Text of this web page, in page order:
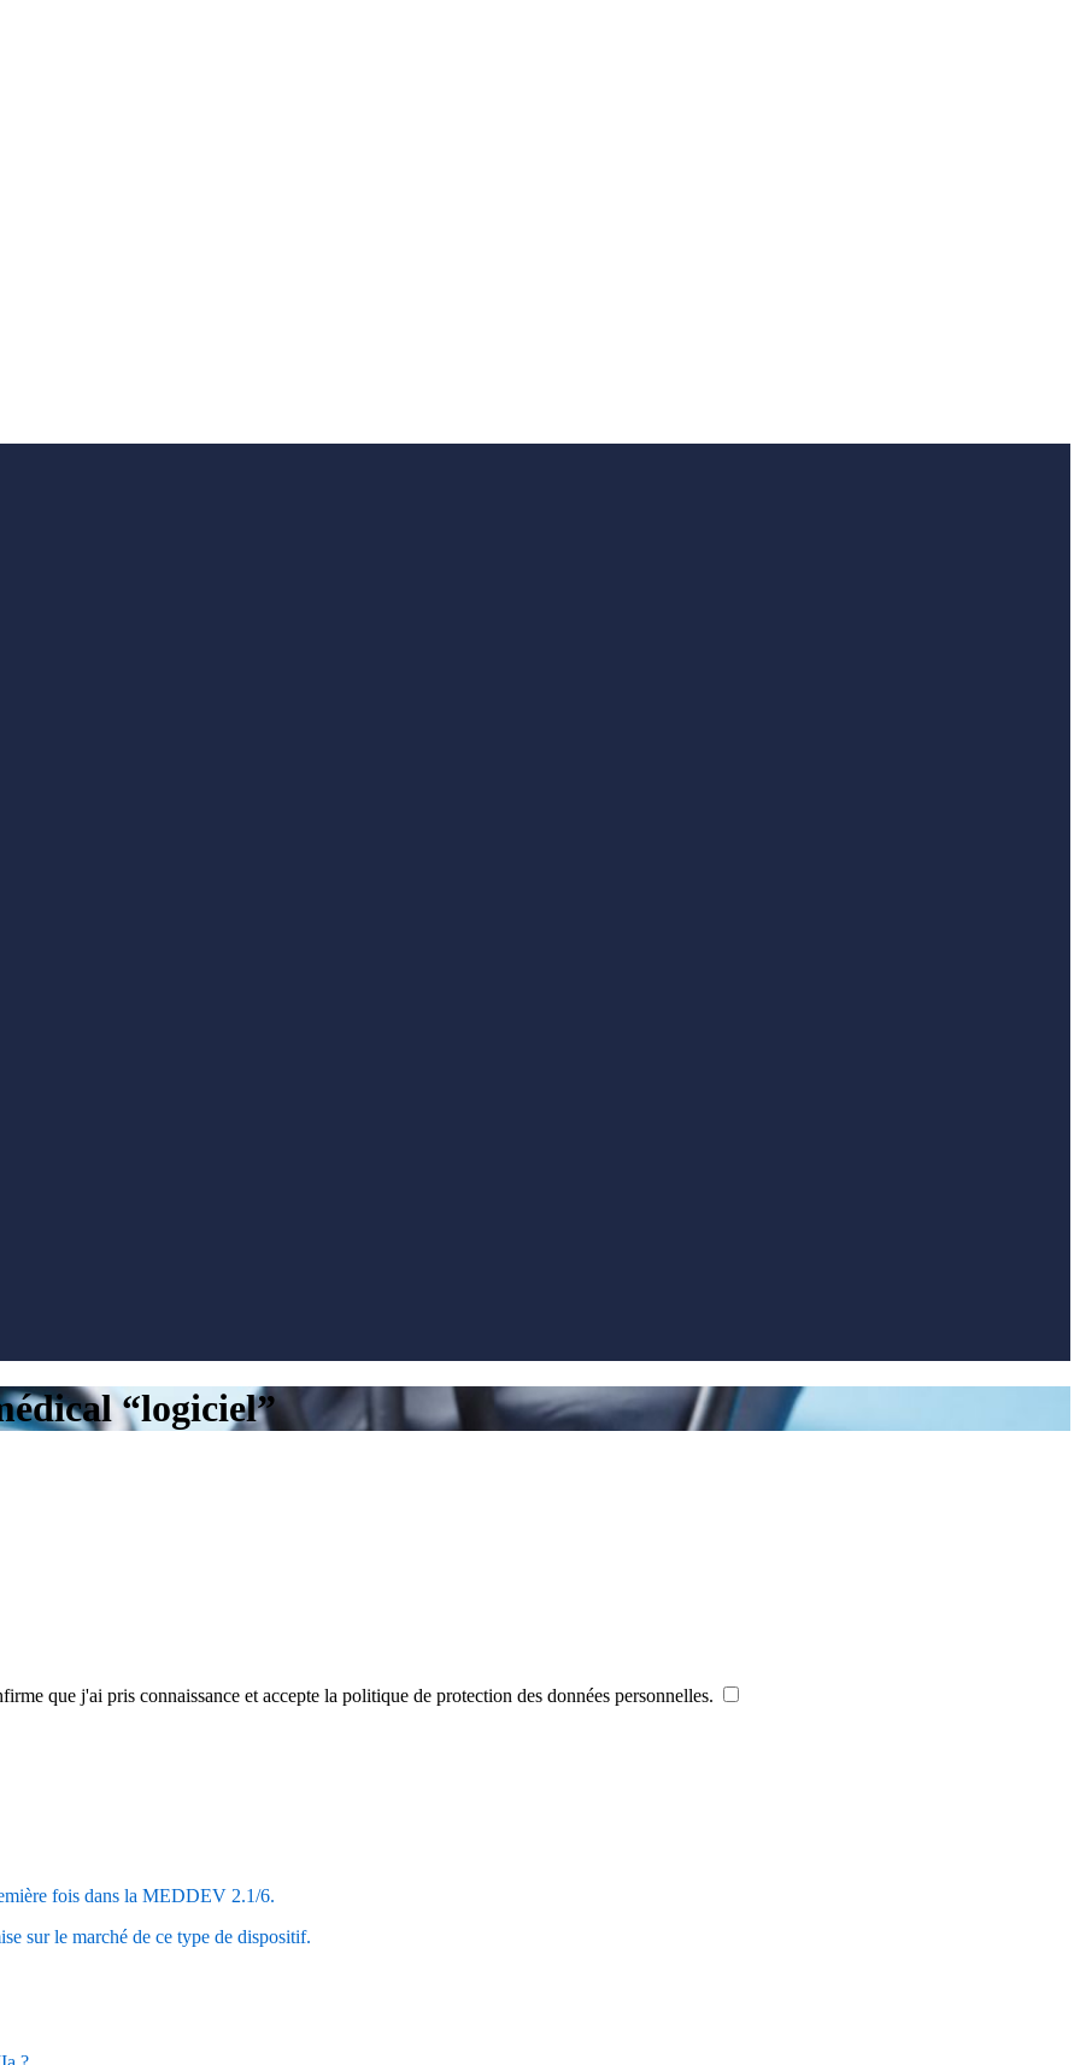
“logiciel”
que j'ai pris connaissance et accepte la politique de protection des données personnelles.
fois dans la MEDDEV 2.1/6.
sur le marché de ce type de dispositif.